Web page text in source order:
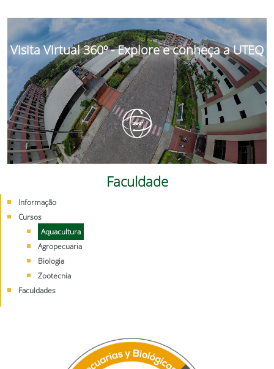
Visita Virtual 360º - Explore e conheça a UTEQ
Faculdade
Informação
Cursos
Aquacultura
Agropecuaria
Biologia
Zootecnia
Faculdades